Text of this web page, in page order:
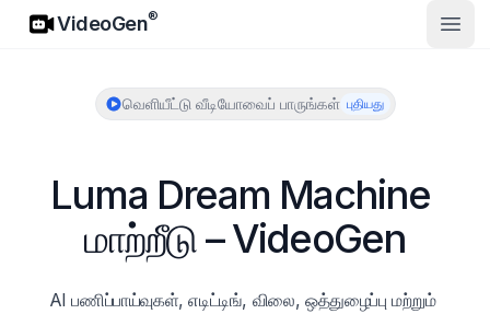
VideoGen
VideoGen®
முதல்
வெளியீட்டு வீடியோவைப் பாருங்கள் புதியது
Luma Dream Machine
மாற்றீடு – VideoGen
AI பணிப்பாய்வுகள், எடிட்டிங், விலை, ஒத்துழைப்பு மற்றும்